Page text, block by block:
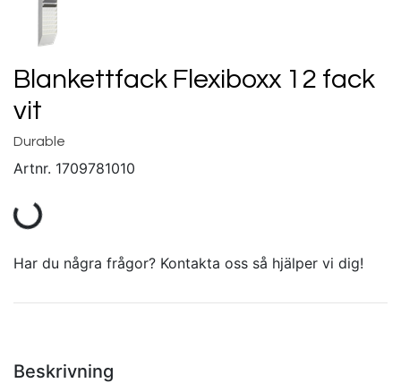
Blankettfack Flexiboxx 12 fack
vit
Durable
Artnr. 1709781010
Har du några frågor? Kontakta oss så hjälper vi dig!
Beskrivning